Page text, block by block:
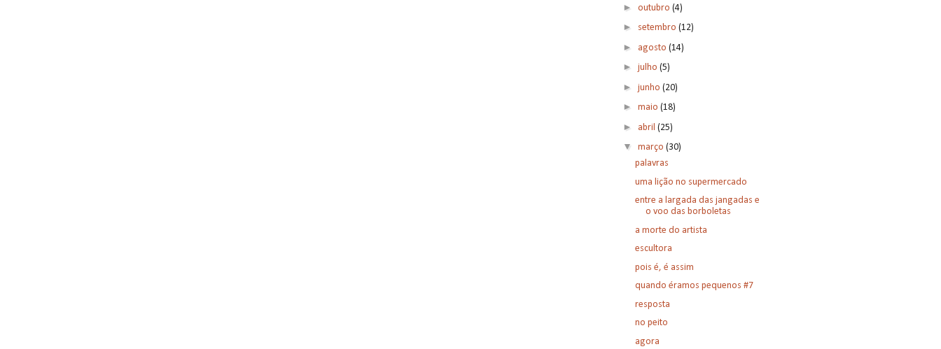
► outubro (4)
► setembro (12)
► agosto (14)
► julho (5)
► junho (20)
► maio (18)
► abril (25)
▼ março (30)
palavras
uma lição no supermercado
entre a largada das jangadas e
o voo das borboletas
a morte do artista
escultora
pois é, é assim
quando éramos pequenos #7
resposta
no peito
agora